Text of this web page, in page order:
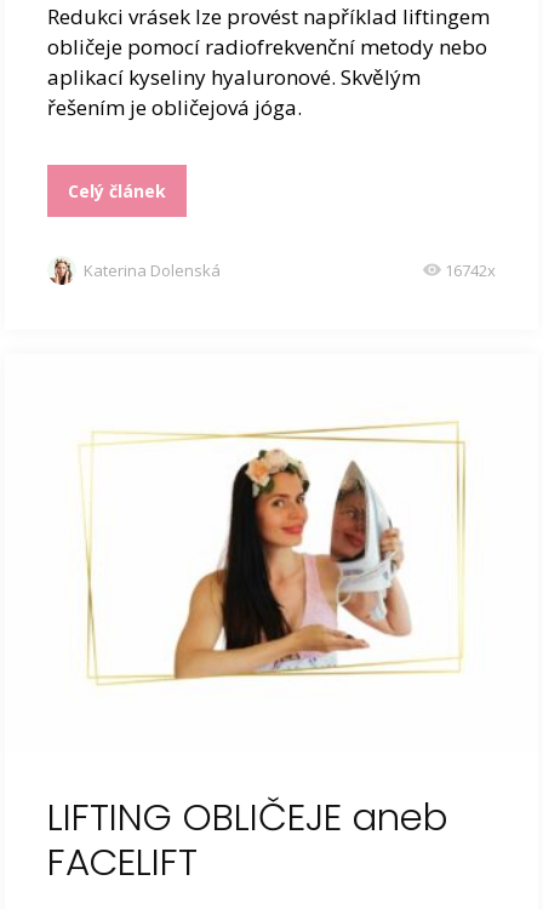
Redukci vrásek lze provést například liftingem
obličeje pomocí radiofrekvenční metody nebo
aplikací kyseliny hyaluronové. Skvělým
řešením je obličejová jóga.
Celý článek
Katerina Dolenská 16742x
LIFTING OBLIČEJE aneb
FACELIFT